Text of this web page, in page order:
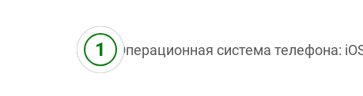
Операционная система телефона: